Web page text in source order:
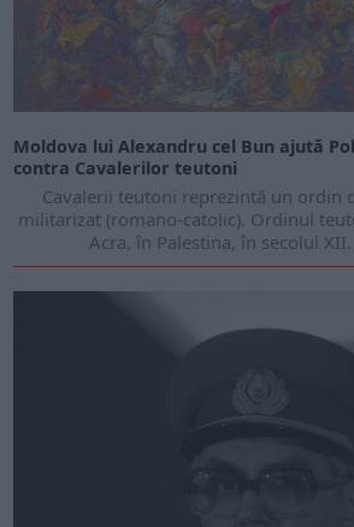
Moldova lui Alexandru cel Bun ajută
contra Cavalerilor teutoni
Cavalerii teutoni reprezin­tă un ordin
militarizat (roma­no-catolic). Ordinul
Acra, în Palestina, în secolul